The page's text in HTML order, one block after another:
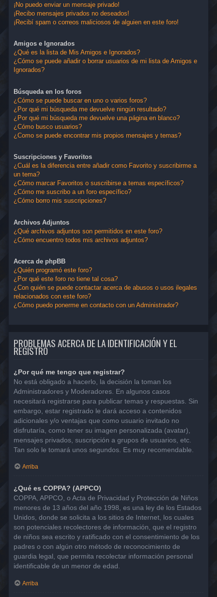
¡No puedo enviar un mensaje privado!
¡Recibo mensajes privados no deseados!
¡Recibí spam o correos maliciosos de alguien en este foro!
Amigos e Ignorados
¿Qué es la lista de Mis Amigos e Ignorados?
¿Cómo se puede añadir o borrar usuarios de mi lista de Amigos e
Ignorados?
Búsqueda en los foros
¿Cómo se puede buscar en uno o varios foros?
¿Por qué mi búsqueda me devuelve ningún resultado?
¿Por qué mi búsqueda me devuelve una página en blanco?
¿Cómo busco usuarios?
¿Como se puede encontrar mis propios mensajes y temas?
Suscripciones y Favoritos
¿Cuál es la diferencia entre añadir como Favorito y suscribirme a
un tema?
¿Cómo marcar Favoritos o suscribirse a temas específicos?
¿Cómo me suscribo a un foro específico?
¿Cómo borro mis suscripciones?
Archivos Adjuntos
¿Qué archivos adjuntos son permitidos en este foro?
¿Cómo encuentro todos mis archivos adjuntos?
Acerca de phpBB
¿Quién programó este foro?
¿Por qué este foro no tiene tal cosa?
¿Con quién se puede contactar acerca de abusos o usos ilegales
relacionados con este foro?
¿Cómo puedo ponerme en contacto con un Administrador?
PROBLEMAS ACERCA DE LA IDENTIFICACIÓN Y EL
REGISTRO
¿Por qué me tengo que registrar?
No está obligado a hacerlo, la decisión la toman los
Administradores y Moderadores. En algunos casos
necesitará registrarse para publicar temas y respuestas. Sin
embargo, estar registrado le dará acceso a contenidos
adicionales y/o ventajas que como usuario invitado no
disfrutaría, como tener su imagen personalizada (avatar),
mensajes privados, suscripción a grupos de usuarios, etc.
Tan solo le tomará unos segundos. Es muy recomendable.
Arriba
¿Qué es COPPA? (APPCO)
COPPA, APPCO, o Acta de Privacidad y Protección de Niños
menores de 13 años del año 1998, es una ley de los Estados
Unidos, donde se solicita a los sitios de Internet, los cuales
son potenciales recolectores de información, que el registro
de niños sea escrito y ratificado con el consentimiento de los
padres o con algún otro método de reconocimiento de
guardia legal, que permita recolectar información personal
identificable de un menor de edad.
Arriba